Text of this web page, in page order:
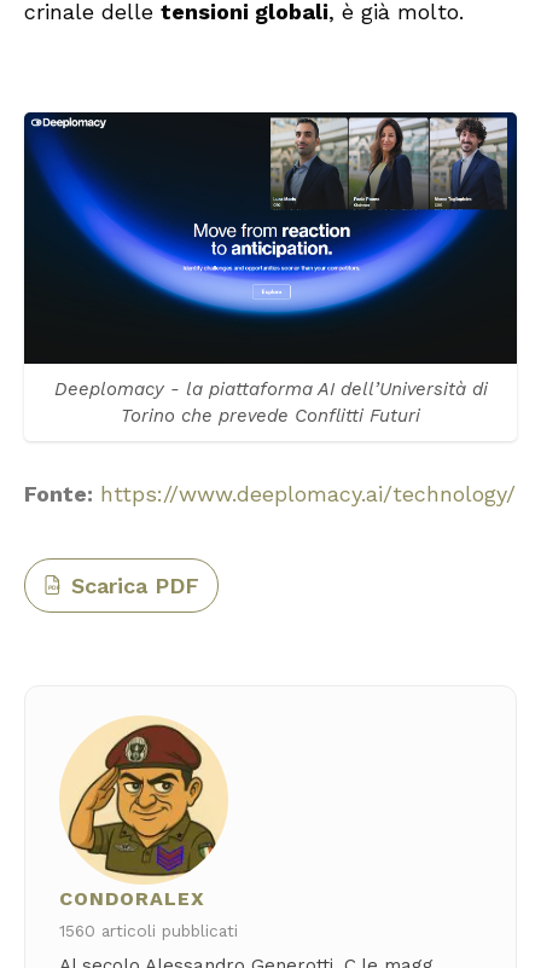
crinale delle tensioni globali, è già molto.
Deeplomacy - la piattaforma AI dell’Università di
Torino che prevede Conflitti Futuri
Fonte: https://www.deeplomacy.ai/technology/
PDF Scarica PDF
CONDORALEX
1560 articoli pubblicati